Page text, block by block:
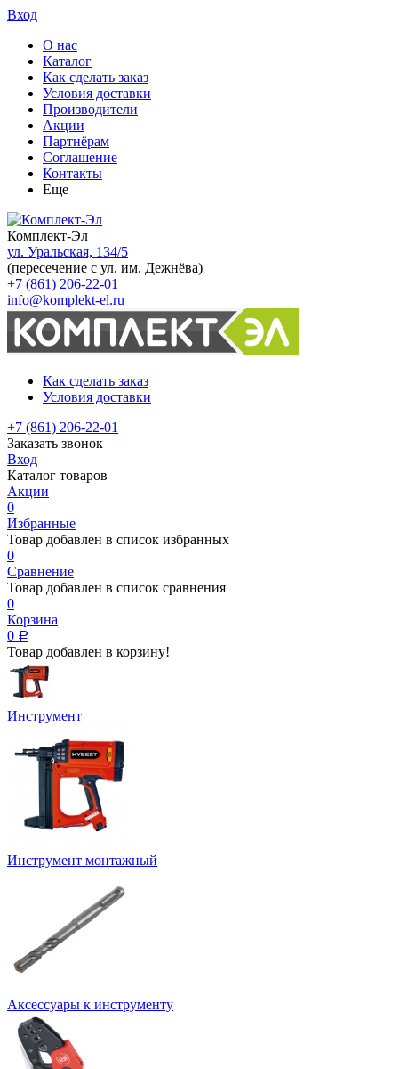
Вход
О нас
Каталог
Как сделать заказ
Условия доставки
Производители
Акции
Партнёрам
Соглашение
Контакты
Еще
Комплект-Эл
ул. Уральская, 134/5
(пересечение с ул. им. Дежнёва)
+7 (861) 206-22-01
info@komplekt-el.ru
Как сделать заказ
Условия доставки
+7 (861) 206-22-01
Заказать звонок
Вход
Каталог товаров
Акции
0
Избранные
Товар добавлен в список избранных
0
Сравнение
Товар добавлен в список сравнения
0
Корзина
0 Р
Товар добавлен в корзину!
Инструмент
Инструмент монтажный
Аксессуары к инструменту